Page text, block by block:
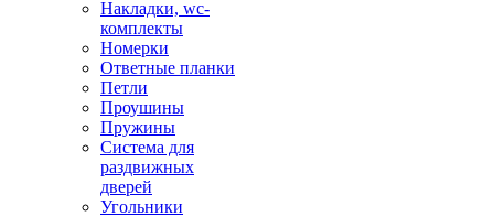
Накладки, wc-
комплекты
Номерки
Ответные планки
Петли
Проушины
Пружины
Система для
раздвижных
дверей
Угольники